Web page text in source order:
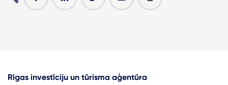
Rīgas investīciju un tūrisma aģentūra